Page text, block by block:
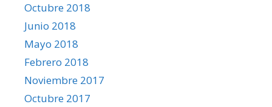
Octubre 2018
Junio 2018
Mayo 2018
Febrero 2018
Noviembre 2017
Octubre 2017